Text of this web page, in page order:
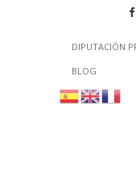
DIPUTACIÓN
BLOG